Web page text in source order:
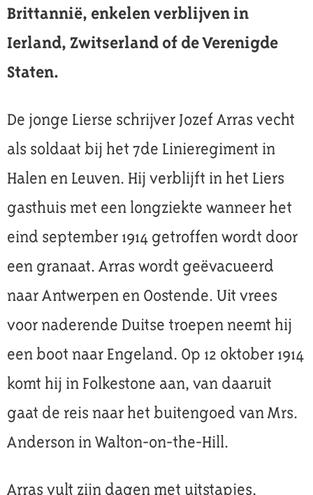
Brittannië, enkelen verblijven in
Ierland, Zwitserland of de Verenigde
Staten.
De jonge Lierse schrijver Jozef Arras vecht
als soldaat bij het 7de Linieregiment in
Halen en Leuven. Hij verblijft in het Liers
gasthuis met een longziekte wanneer het
eind september 1914 getroffen wordt door
een granaat. Arras wordt geëvacueerd
naar Antwerpen en Oostende. Uit vrees
voor naderende Duitse troepen neemt hij
een boot naar Engeland. Op 12 oktober 1914
komt hij in Folkestone aan, van daaruit
gaat de reis naar het buitengoed van Mrs.
Anderson in Walton-on-the-Hill.
Arras vult zijn dagen met uitstapjes,